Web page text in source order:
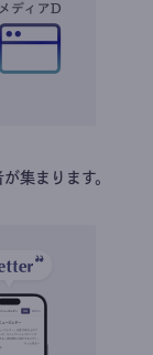
集まります。